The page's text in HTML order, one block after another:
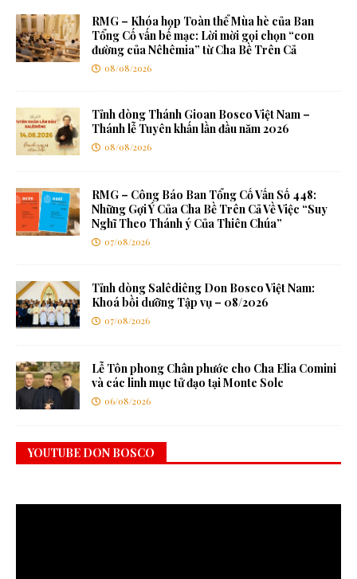
RMG – Khóa họp Toàn thể Mùa hè của Ban
Tổng Cố vấn bế mạc: Lời mời gọi chọn “con
đường của Nêhêmia” từ Cha Bề Trên Cả
08/08/2026
Tỉnh dòng Thánh Gioan Bosco Việt Nam –
Thánh lễ Tuyên khấn lần đầu năm 2026
08/08/2026
RMG – Công Báo Ban Tổng Cố Vấn Số 448:
Những Gợi Ý Của Cha Bề Trên Cả Về Việc “Suy
Nghĩ Theo Thánh ý Của Thiên Chúa”
07/08/2026
Tỉnh dòng Salêdiêng Don Bosco Việt Nam:
Khoá bồi dưỡng Tập vụ – 08/2026
07/08/2026
Lễ Tôn phong Chân phước cho Cha Elia Comini
và các linh mục tử đạo tại Monte Sole
06/08/2026
YOUTUBE DON BOSCO